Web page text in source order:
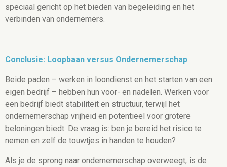
speciaal gericht op het bieden van begeleiding en het
verbinden van ondernemers.
Conclusie: Loopbaan versus Ondernemerschap
Beide paden – werken in loondienst en het starten van een
eigen bedrijf – hebben hun voor- en nadelen. Werken voor
een bedrijf biedt stabiliteit en structuur, terwijl het
ondernemerschap vrijheid en potentieel voor grotere
beloningen biedt. De vraag is: ben je bereid het risico te
nemen en zelf de touwtjes in handen te houden?
Als je de sprong naar ondernemerschap overweegt, is de